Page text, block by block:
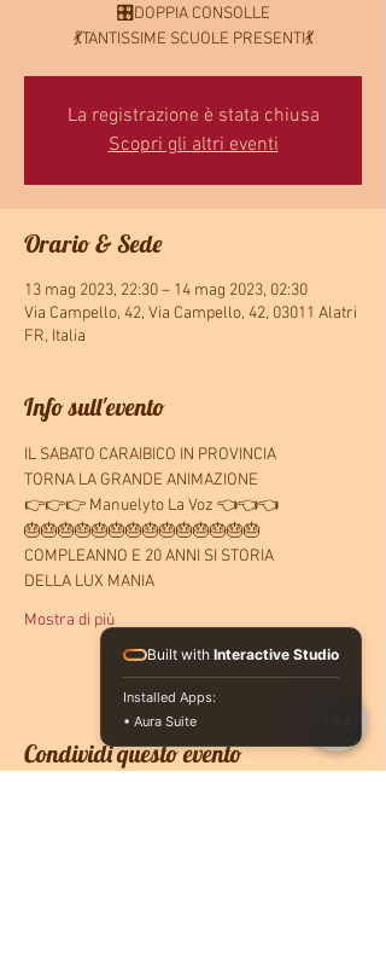
🎛DOPPIA CONSOLLE
💃TANTISSIME SCUOLE PRESENTI💃
La registrazione è stata chiusa
Scopri gli altri eventi
Orario & Sede
13 mag 2023, 22:30 – 14 mag 2023, 02:30
Via Campello, 42, Via Campello, 42, 03011 Alatri
FR, Italia
Info sull'evento
IL SABATO CARAIBICO IN PROVINCIA
TORNA LA GRANDE ANIMAZIONE
👉👉👉 Manuelyto La Voz 👈👈👈
🎂🎂🎂🎂🎂🎂🎂🎂🎂🎂🎂🎂🎂🎂
COMPLEANNO E 20 ANNI SI STORIA
DELLA LUX MANIA
Mostra di più
Condividi questo evento
Built with Interactive Studio
Installed Apps:
• Aura Suite